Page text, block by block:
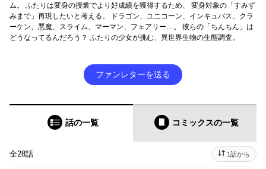
ム。 ふたりは変身の授業でより好成績を獲得するため、 変身対象の「すみず
みまで」再現したいと考える。 ドラゴン、ユニコーン、インキュバス、クラ
ーケン、悪魔、スライム、マーマン、フェアリー…。 彼らの「ちんちん」は
どうなってるんだろう？ ふたりの少女が挑む、異世界生物の生態調査。
ファンレターを送る
話の一覧 コミックスの一覧
全28話 1話から